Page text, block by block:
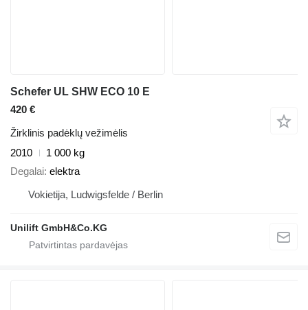
Schefer UL SHW ECO 10 E
420 €
Žirklinis padėklų vežimėlis
2010
1 000 kg
Degalai elektra
Vokietija, Ludwigsfelde / Berlin
Unilift GmbH&Co.KG